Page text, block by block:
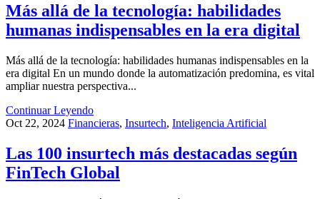
Más allá de la tecnología: habilidades
humanas indispensables en la era digital
Más allá de la tecnología: habilidades humanas indispensables en la
era digital En un mundo donde la automatización predomina, es vital
ampliar nuestra perspectiva...
Continuar Leyendo
Oct 22, 2024 Financieras, Insurtech, Inteligencia Artificial
Las 100 insurtech más destacadas según
FinTech Global